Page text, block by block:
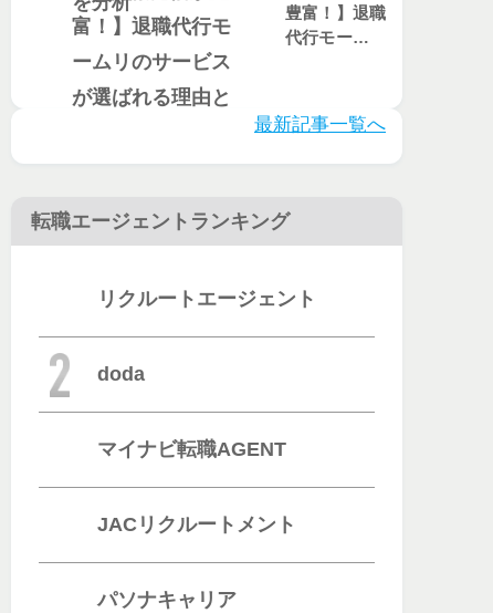
豊富！】退職
代行モームリ
口コミを徹底
最新記事一覧へ
転職エージェントランキング
リクルートエージェント
doda
マイナビ転職AGENT
JACリクルートメント
パソナキャリア